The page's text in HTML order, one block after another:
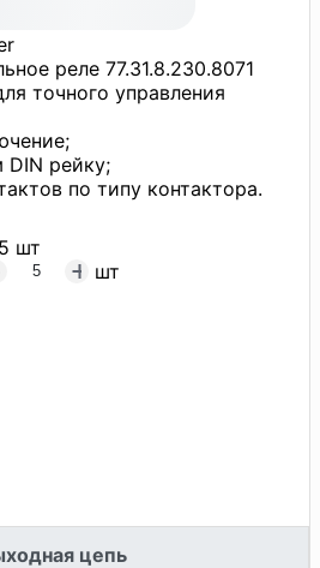
реле 77.31.8.230.8071
точного управления
рейку;
по типу контактора.
5 шт
шт
цепь